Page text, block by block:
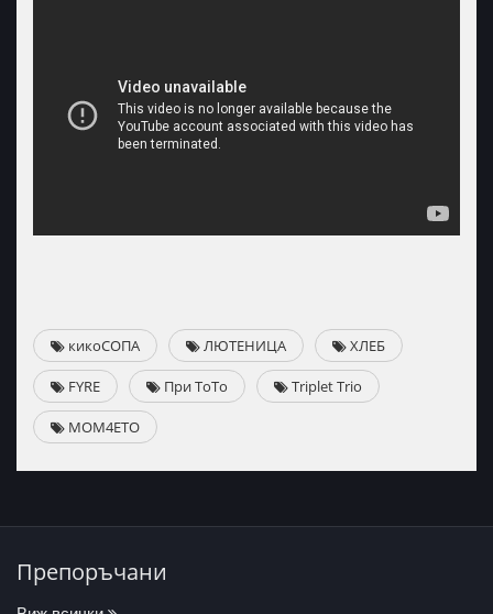
кикоСОПА ЛЮТЕНИЦА ХЛЕБ
FYRE При ТоТо Triplet Trio
MOM4ETO
Препоръчани